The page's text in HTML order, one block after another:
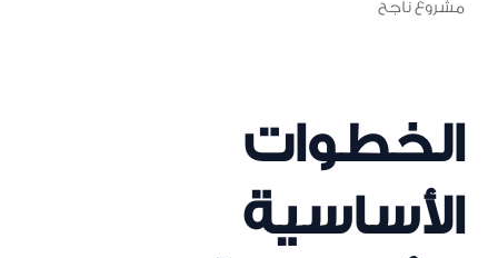
مشروع ناجح
الخطوات
الأساسية